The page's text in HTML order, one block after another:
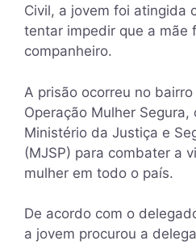
Civil, a jovem foi atingida
tentar impedir que a mãe
companheiro.
A prisão ocorreu no
Operação Mulher
Ministério da Justiça e
(MJSP) para combater a
mulher em todo o país.
De acordo com o
a jovem procurou a